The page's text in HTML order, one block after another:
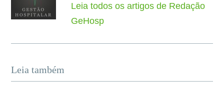
Leia todos os artigos de Redação
GeHosp
Leia também